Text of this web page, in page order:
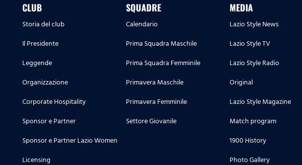
CLUB
Storia del club
Il Presidente
Leggende
Organizzazione
Corporate Hospitality
Sponsor e Partner
Sponsor e Partner Lazio Women
Licensing
SQUADRE
Calendario
Prima Squadra Maschile
Prima Squadra Femminile
Primavera Maschile
Primavera Femminile
Settore Giovanile
MEDIA
Lazio Style News
Lazio Style TV
Lazio Style Radio
Original
Lazio Style Magazine
Match program
1900 History
Photo Gallery